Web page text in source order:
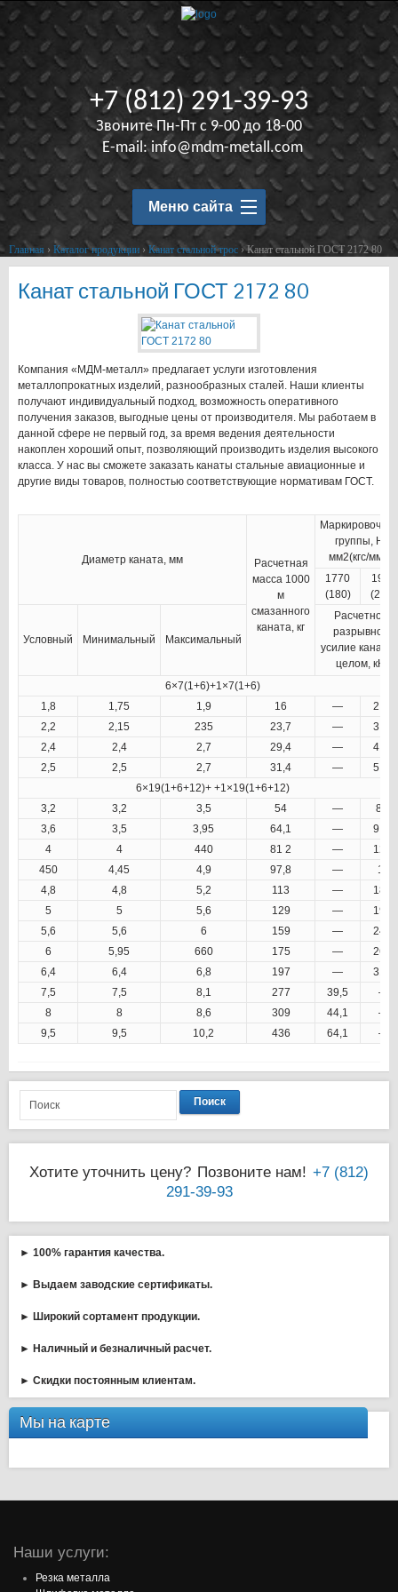
+7 (812) 291-39-93
Звоните Пн-Пт с 9-00 до 18-00
E-mail:info@mdm-metall.com
Меню сайта
Главная › Каталог продукции › Канат стальной трос ›Канат стальной ГОСТ 2172 80
Канат стальной ГОСТ 2172 80
Компания «МДМ-металл» предлагает услуги изготовления
металлопрокатных изделий, разнообразных сталей. Наши клиенты
получают индивидуальный подход, возможность оперативного
получения заказов, выгодные цены от производителя. Мы работаем в
данной сфере не первый год, за время ведения деятельности
накоплен хороший опыт, позволяющий производить изделия высокого
класса. У нас вы сможете заказать канаты стальные авиационные и
другие виды товаров, полностью соответствующие нормативам ГОСТ.
Диаметр каната, мм
Расчетная
масса 1000
м
смазанного
каната, кг
группы, Н/
мм2(кгс/мм2)
1770
(180)
1960
(200)
Условный Минимальный Максимальный
Расчетное
разрывное
усилие каната
целом, кН
6×7(1+6)+1×7(1+6)
1,8
1,75 1,9 16 —
2,64
2,2
2,15 235 23,7 —
3,78
2,4
2,4 2,7 29,4 —
4,78
2,5
2,5 2,7 31,4 —
5,13
6×19(1+6+12)+ +1×19(1+6+12)
3,2
3,2 3,5 54 —
8,9
3,6
3,5 3,95 64,1 —
9,66
4
4 440 81 2 —
12,4
450
4,45 4,9 97,8 —
15
4,8
4,8 5,2 113 —
18,6
5
5 5,6 129 —
19,2
5,6
5,6 6 159 —
24,9
6
5,95 660 175 —
26,5
6,4
6,4 6,8 197 —
31,2
7,5
7,5 8,1 277 39,5
—
8
8 8,6 309 44,1
—
9,5
9,5 10,2 436 64,1 —
Поиск
Хотите уточнить цену? Позвоните нам! +7 (812)
291-39-93
► 100% гарантия качества.
► Выдаем заводские сертификаты.
► Широкий сортамент продукции.
► Наличный и безналичный расчет.
► Скидки постоянным клиентам.
Мы на карте
Наши услуги:
Резка металла